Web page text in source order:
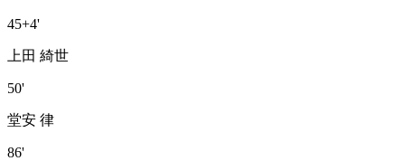
45+4'
上田 綺世
50'
堂安 律
86'